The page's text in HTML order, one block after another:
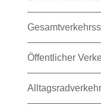
Öffentlicher
Alltagsradverkehr